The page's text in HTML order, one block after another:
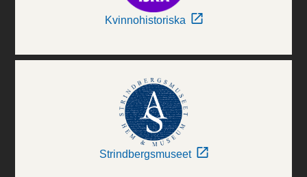
Kvinnohistoriska
Strindbergsmuseet